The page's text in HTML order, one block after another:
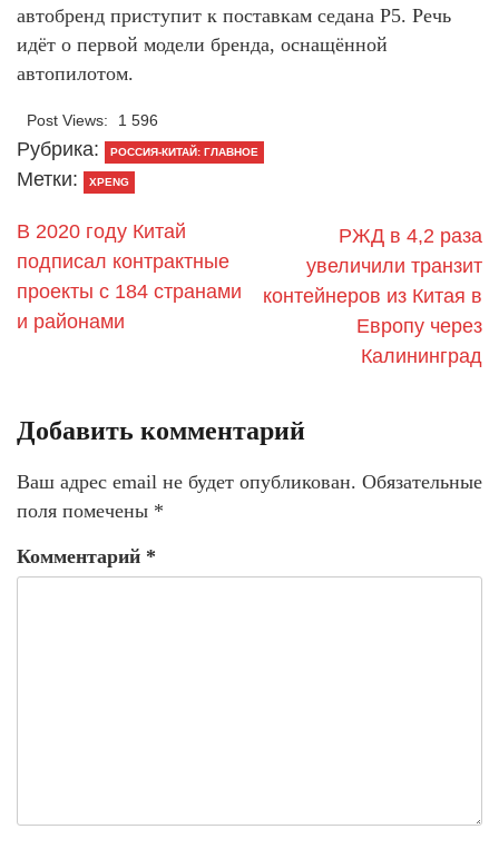
автобренд приступит к поставкам седана P5. Речь
идёт о первой модели бренда, оснащённой
автопилотом.
Post Views: 1 596
Рубрика: РОССИЯ-КИТАЙ: ГЛАВНОЕ
Метки: XPENG
В 2020 году Китай
подписал контрактные
проекты с 184 странами
и районами
РЖД в 4,2 раза
увеличили транзит
контейнеров из Китая в
Европу через
Калининград
Добавить комментарий
Ваш адрес email не будет опубликован. Обязательные
поля помечены *
Комментарий *